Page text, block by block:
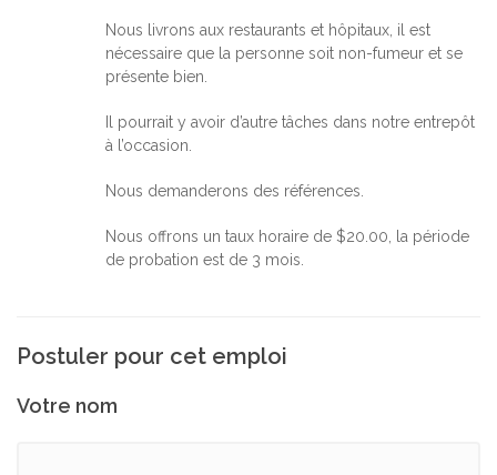
Nous livrons aux restaurants et hôpitaux, il est
nécessaire que la personne soit non-fumeur et se
présente bien.
Il pourrait y avoir d’autre tâches dans notre entrepôt
à l’occasion.
Nous demanderons des références.
Nous offrons un taux horaire de $20.00, la période
de probation est de 3 mois.
Postuler pour cet emploi
Votre nom